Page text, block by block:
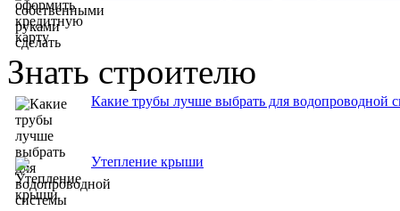
Знать строителю
Какие трубы лучше выбрать для водопроводной
Утепление крыши